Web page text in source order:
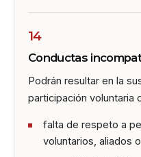
14
Conductas
Podrán resultar en la
participación voluntaria
falta de respeto a
voluntarios, aliados